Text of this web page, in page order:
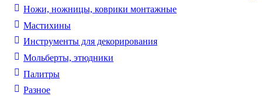
Ножи, ножницы, коврики монтажные
Мастихины
Инструменты для декорирования
Мольберты, этюдники
Палитры
Разное